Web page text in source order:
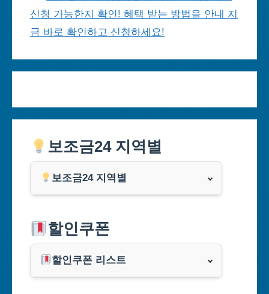
신청 가능한지 확인! 혜택 받는 방법을 안내 지
금 바로 확인하고 신청하세요!
보조금24 지역별
보조금24 지역별
부산광역시
대구광역시
할인쿠폰
할인쿠폰 리스트